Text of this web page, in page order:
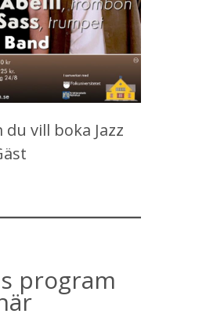
du vill boka Jazz
program